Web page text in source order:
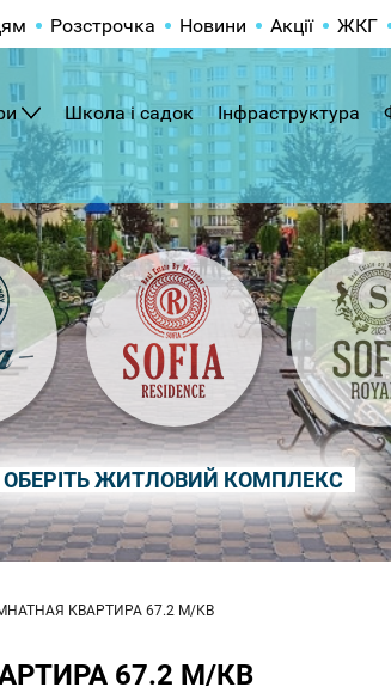
ОБЕРІТЬ ЖИТЛОВИЙ КОМПЛЕКС
Розстрочка Новини Акції ЖКГ
Школа і садок Інфраструктура
КВАРТИРА 67.2 М/КВ
67.2 М/КВ